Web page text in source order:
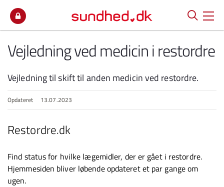
Vejledning ved medicin i restordre
Vejledning til skift til anden medicin ved restordre.
Opdateret 13.07.2023
Restordre.dk
Find status for hvilke lægemidler, der er gået i restordre.
Hjemmesiden bliver løbende opdateret et par gange om
ugen.